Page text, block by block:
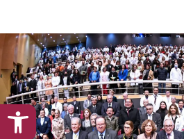
Open toolbar